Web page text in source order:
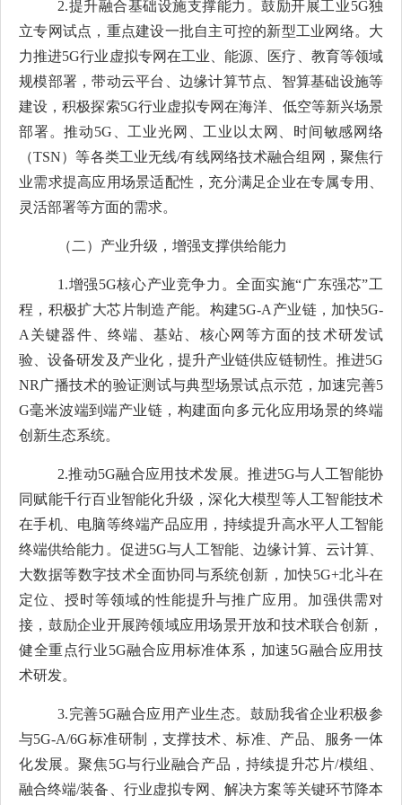
2.提升融合基础设施支撑能力 。鼓励开展工业5G独
立专网试点 ，重点建设一批自主可控的新型工业网络。 大
力推进5G行业虚拟专网在工业、能源、医疗、教育等领域
规模部署，带动云平台、边缘计算节点、智算基础设施等
建设，积极探索5G行业虚拟专网在海洋、低空等新兴场景
部署。推动5G 、工业光网、工业以太网、时间敏感网络
（TSN）等各类工业无线/有线网络技术融合组网，聚焦行
业需求提高应用场景适配性，充分满足企业在专属专用、
灵活部署等方面的需求。
（二） 产业升级，增强支撑供给能力
1.增强5G核心产业竞争力。全面实施“广东强芯”工
程，积极扩大芯片制造产能。构建5G-A 产业链，加快5G-
A 关键器件、终端、基站、核心网等方面的技术研发试
验、设备研发及产业化，提升产业链供应链韧性。推进5G
NR 广播技术的验证测试与典型场景试点示范，加速完善5
G毫米波端到端产业链，构建面向多元化应用场景的终端
创新生态系统。
2.推动5G融合应用技术发展。推进5G与人工智能协
同赋能千行百业智能化升级，深化大模型等人工智能技术
在手机、电脑等终端产品应用，持续提升高水平人工智能
终端供给能力。促进5G与人工智能、边缘计算、云计算、
大数据等数字技术全面协同与系统创新，加快5G+北斗在
定位、授时等领域的性能提升与推广应用。加强供需对
接，鼓励企业开展跨领域应用场景开放和技术联合创新，
健全重点行业5G融合应用标准体系，加速5G融合应用技
术研发。
3.完善5G融合应用产业生态。鼓励我省企业积极参
与5G-A/6G标准研制，支撑技术、标准、产品、服务一体
化发展。聚焦5G与行业融合产品，持续提升芯片/模组、
融合终端/装备、行业虚拟专网、解决方案等关键环节降本